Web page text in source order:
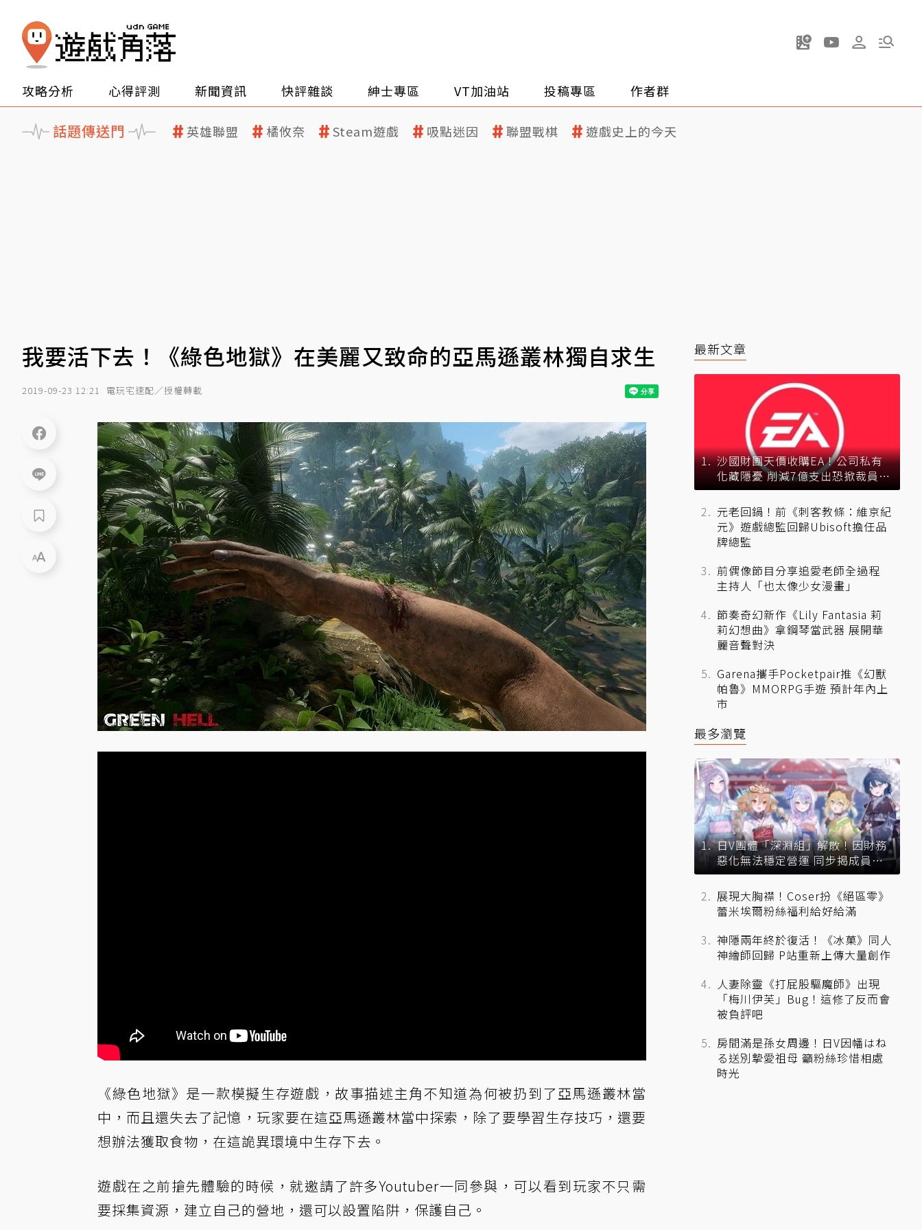
攻略分析 心得評測 新聞資訊 快評雜談 紳士專區 VT加油站 投稿專區 作者群
話題傳送門 英雄聯盟 橘攸奈 Steam遊戲 吸點迷因 聯盟戰棋 遊戲史上的今天
我要活下去！《綠色地獄》在美麗又致命的亞馬遜叢林獨自求生
2019-09-23 12:21 電玩宅速配／授權轉載
《綠色地獄》是一款模擬生存遊戲，故事描述主角不知道為何被扔到了亞馬遜叢林當
中，而且還失去了記憶，玩家要在這亞馬遜叢林當中探索，除了要學習生存技巧，還要
想辦法獲取食物，在這詭異環境中生存下去。
遊戲在之前搶先體驗的時候，就邀請了許多Youtuber一同參與，可以看到玩家不只需
要採集資源，建立自己的營地，還可以設置陷阱，保護自己。
最新文章
沙國財團天價收購EA！公司私有
化藏隱憂 削減7億支出恐掀裁員風
暴？
元老回鍋！前《刺客教條：維京紀
元》遊戲總監回歸Ubisoft擔任品
牌總監
前偶像節目分享追愛老師全過程
主持人「也太像少女漫畫」
節奏奇幻新作《Lily Fantasia 莉
莉幻想曲》拿鋼琴當武器 展開華
麗音聲對決
Garena攜手Pocketpair推《幻獸
帕魯》MMORPG手遊 預計年內上
市
最多瀏覽
日V團體「深淵組」解散！因財務
惡化無法穩定營運 同步揭成員未
來去向
展現大胸襟！Coser扮《絕區零》
蕾米埃爾粉絲福利給好給滿
神隱兩年終於復活！《冰菓》同人
神繪師回歸 P站重新上傳大量創作
人妻除靈《打屁股驅魔師》出現
「梅川伊芙」Bug！這修了反而會
被負評吧
房間滿是孫女周邊！日V因幡はね
る送別摯愛祖母 籲粉絲珍惜相處
時光